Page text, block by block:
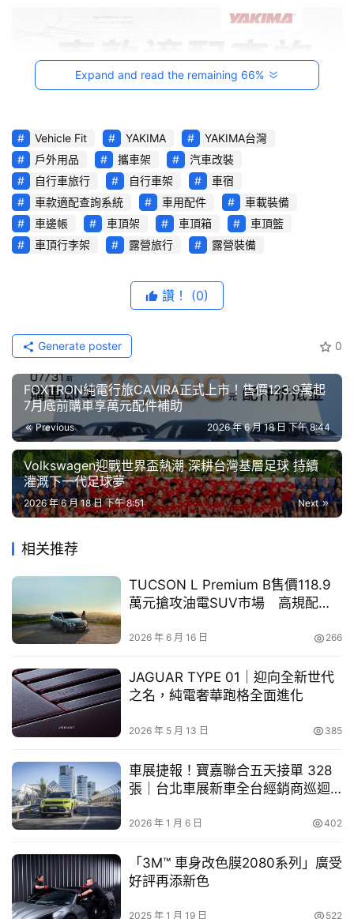
界
玩
C
A
R
綜
藝
口
碑
中
古
車
行
百
大
中
車
車
幫
幫
忙
跨
界
C
A
R
露營、單車族開車想載裝備，先查車頂架方案
台灣版查詢系統導入在地化數據，涵蓋多家汽車品牌與百餘
Cross、RAV4、Ford Territory、Honda CR-V、HR-V，以
及露營族愛用的改裝車種 CMC J Space 與 Toyota Town
Ace，皆有專車專用的安裝方案。只要先安裝好車頂架，完
成行照變更，就可安全合法的安裝YAKIMA全系列的戶外裝
備，包括車邊帳、車頂箱、自行車架、衝浪板架等。
YAKIMA 表示，台灣部分車款的車頂樣式與海外版本有所不
同，因此建置當地的資料庫很重要，未來將持續擴充，涵蓋
Expand and read the remaining 66%
Vehicle Fit YAKIMA
YAKIMA台灣
戶外用品
攜車架
汽車改裝
自行車旅行
自行車架
車宿
車款適配查詢系統
車用配件
車載裝備
車邊帳
車頂架 車頂箱
車頂籃
車頂行李架
露營旅行 露營裝備
讚！ (0)
0
Generate poster
FOXTRON純電行旅CAVIRA正式上市！售價123.9萬起
7月底前購車享萬元配件補助
Previous 2026 年 6 月 18 日 下午 8:44
Volkswagen迎戰世界盃熱潮 深耕台灣基層足球 持續
灌溉下一代足球夢
Next
2026 年 6 月 18 日 下午 8:51
相关推荐
TUCSON L Premium B售價118.9
萬元搶攻油電SUV市場 高規配備
2026 年 6 月 16 日 266
JAGUAR TYPE 01｜迎向全新世代
之名，純電奢華跑格全面進化
2026 年 5 月 13 日 385
車展捷報！寶嘉聯合五天接單 328
張｜台北車展新車全台經銷商巡迴
2026 年 1 月 6 日 402
「3M™ 車身改色膜2080系列」廣受
好評再添新色
2025 年 1 月 19 日 522